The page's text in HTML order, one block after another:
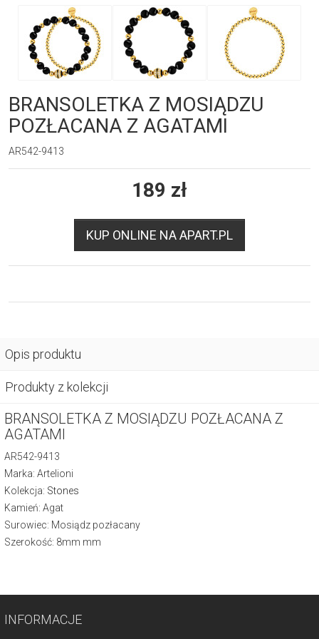
BRANSOLETKA Z MOSIĄDZU
POZŁACANA Z AGATAMI
AR542-9413
189 zł
KUP ONLINE NA APART.PL
Opis produktu
Produkty z kolekcji
BRANSOLETKA Z MOSIĄDZU POZŁACANA Z
AGATAMI
AR542-9413
Marka: Artelioni
Kolekcja: Stones
Kamień: Agat
Surowiec: Mosiądz pozłacany
Szerokość: 8mm mm
INFORMACJE